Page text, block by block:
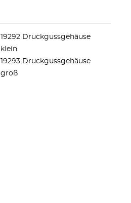
19292 Druckgussgehäuse
klein
19293 Druckgussgehäuse
groß